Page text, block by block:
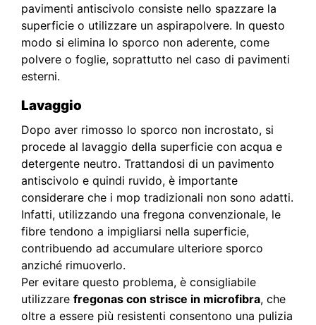
pavimenti antiscivolo consiste nello spazzare la
superficie o utilizzare un aspirapolvere. In questo
modo si elimina lo sporco non aderente, come
polvere o foglie, soprattutto nel caso di pavimenti
esterni.
Lavaggio
Dopo aver rimosso lo sporco non incrostato, si
procede al lavaggio della superficie con acqua e
detergente neutro. Trattandosi di un pavimento
antiscivolo e quindi ruvido, è importante
considerare che i mop tradizionali non sono adatti.
Infatti, utilizzando una fregona convenzionale, le
fibre tendono a impigliarsi nella superficie,
contribuendo ad accumulare ulteriore sporco
anziché rimuoverlo.
Per evitare questo problema, è consigliabile
utilizzare fregonas con strisce in microfibra, che
oltre a essere più resistenti consentono una pulizia